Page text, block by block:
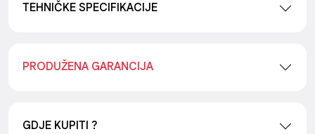
TEHNIČKE SPECIFIKACIJE
PRODUŽENA GARANCIJA
GDJE KUPITI ?